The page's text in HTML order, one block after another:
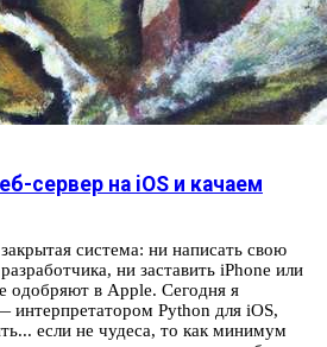
сервер на iOS и качаем
система: ни написать свою
ни заставить iPhone или
одобряют в Apple. Сегодня я
интерпретатором Python для iOS,
если не чудеса, то как минимум